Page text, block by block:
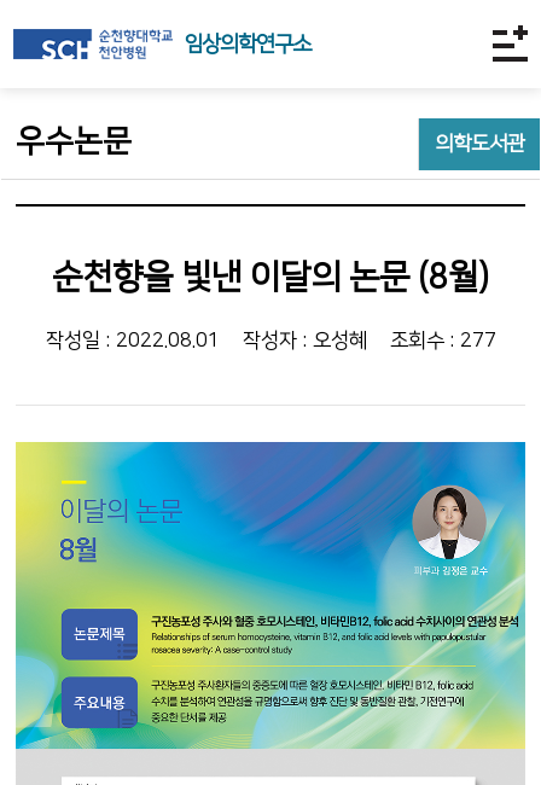
임상의학연구소
우수논문 의학도서관
순천향을 빛낸 이달의 논문 (8월)
작성일 : 2022.08.01 작성자 : 오성혜 조회수 : 277